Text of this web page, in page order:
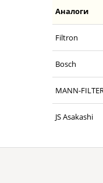
Аналоги
Filtron
Bosch
MANN-
JS Asakashi